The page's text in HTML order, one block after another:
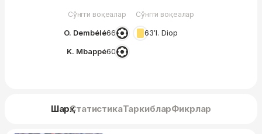
Сўнгги воқеалар
O. Dembélé66′
K. Mbappé60′
Сўнгги воқеалар
63′I. Diop
ШарҳСтатистикаТаркибларФикрлар